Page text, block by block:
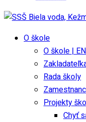
O škole
O škole |
Rada školy
Projekty
Chyť